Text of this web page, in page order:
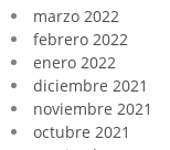
marzo 2022
febrero 2022
enero 2022
diciembre 2021
noviembre 2021
octubre 2021